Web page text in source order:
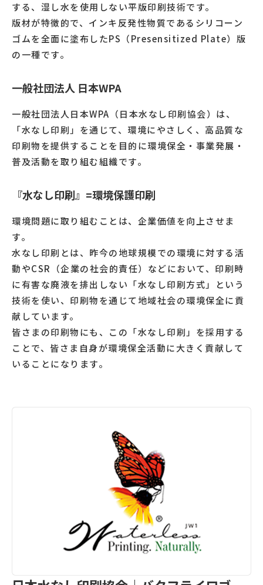
する、湿し水を使用しない平版印刷技術です。
版材が特徴的で、インキ反発性物質であるシリコーン
ゴムを全面に塗布したPS（Presensitized Plate）版
の一種です。
一般社団法人 日本WPA
一般社団法人日本WPA（日本水なし印刷協会）は、
「水なし印刷」を通じて、環境にやさしく、高品質な
印刷物を提供することを目的に環境保全・事業発展・
普及活動を取り組む組織です。
『水なし印刷』=環境保護印刷
環境問題に取り組むことは、企業価値を向上させま
す。
水なし印刷とは、昨今の地球規模での環境に対する活
動やCSR（企業の社会的責任）などにおいて、印刷時
に有害な廃液を排出しない「水なし印刷方式」という
技術を使い、印刷物を通じて地域社会の環境保全に貢
献しています。
皆さまの印刷物にも、この「水なし印刷」を採用する
ことで、皆さま自身が環境保全活動に大きく貢献して
いることになります。